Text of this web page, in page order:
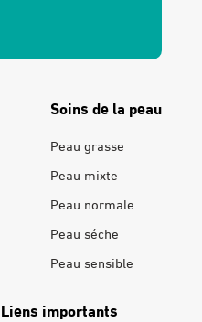
Soins de la peau
Peau grasse
Peau mixte
Peau normale
Peau séche
Peau sensible
Liens importants